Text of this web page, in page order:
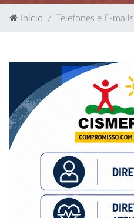
Início Telefones e E-mails